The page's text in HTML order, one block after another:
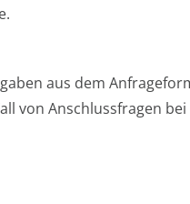
aus dem
von Anschlussfragen